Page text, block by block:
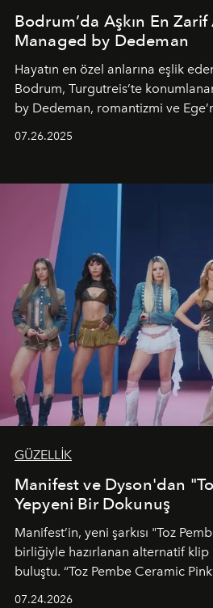
Bodrum’da Aşkın En
Managed by Dedeman
Hayatın en özel anlarına eşlik
Bodrum, Turgutreis’te
by Dedeman, romantizmi ve
07.26.2025
GÜZELLİK
Manifest ve Dyson'dan
Yepyeni Bir Dokunuş
Manifest’in, yeni şarkısı "Toz
birliğiyle hazırlanan alternatif
buluştu. “Toz Pembe Ceramic
07.24.2026